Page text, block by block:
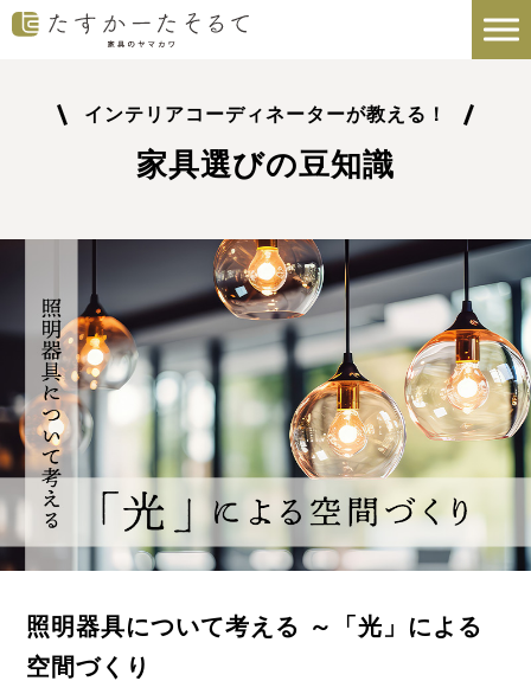
インテリアコーディネーターが教える！
家具選びの豆知識
照明器具について考える ～「光」による
空間づくり